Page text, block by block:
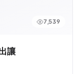
7,539
讓